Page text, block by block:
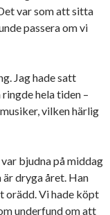
var som att sitta
passera om vi
Jag hade satt
hela tiden –
vilken härlig
bjudna på middag
är dryga året. Han
orädd. Vi hade köpt
underfund om att